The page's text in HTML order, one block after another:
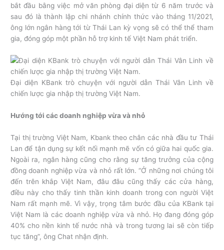
bắt đầu bằng việc mở văn phòng đại diện từ 6 năm trước và
sau đó là thành lập chi nhánh chính thức vào tháng 11/2021,
ông lớn ngân hàng tới từ Thái Lan kỳ vọng sẽ có thể thể tham
gia, đóng góp một phần hỗ trợ kinh tế Việt Nam phát triển.
Đại diện KBank trò chuyện với người dẫn Thái Vân Linh về
chiến lược gia nhập thị trường Việt Nam.
Hướng tới các doanh nghiệp vừa và nhỏ
Tại thị trường Việt Nam, Kbank theo chân các nhà đầu tư Thái
Lan để tận dụng sự kết nối mạnh mẽ vốn có giữa hai quốc gia.
Ngoài ra, ngân hàng cũng cho rằng sự tăng trưởng của cộng
đồng doanh nghiệp vừa và nhỏ rất lớn. “Ở những nơi chúng tôi
đến trên khắp Việt Nam, đâu đâu cũng thấy các cửa hàng,
điều này cho thấy tinh thần kinh doanh trong con người Việt
Nam rất mạnh mẽ. Vì vậy, trọng tâm bước đầu của KBank tại
Việt Nam là các doanh nghiệp vừa và nhỏ. Họ đang đóng góp
40% cho nền kinh tế nước nhà và trong tương lai sẽ còn tiếp
tục tăng”, ông Chat nhận định.